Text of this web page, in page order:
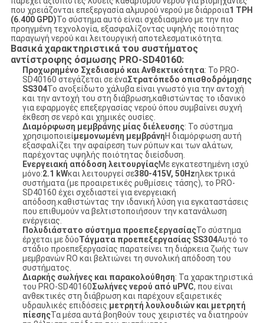
που χρειάζονται επεξεργασία αλμυρού νερού με διάρροια1 TPH
(6.400 GPD)Το σύστημα αυτό είναι σχεδιασμένο με την πιο
προηγμένη τεχνολογία, εξασφαλίζοντας υψηλής ποιότητας
παραγωγή νερού και λειτουργική αποτελεσματικότητα.
Βασικά χαρακτηριστικά του συστήματος
αντίστροφης όσμωσης PRO-SD40160:
Προχωρημένο Σχεδιασμό και Ανθεκτικότητα: Το PRO-
SD40160 στεγάζεται σε έναΣτρατόπεδο οπισθοδρόμησης
SS304Το ανοξείδωτο χάλυβα είναι γνωστό για την αντοχή
και την αντοχή του στη διάβρωση,καθιστώντας το ιδανικό
για εφαρμογές επεξεργασίας νερού όπου συμβαίνει συχνή
έκθεση σε νερό και χημικές ουσίες.
Διαμόρφωση μεμβράνης μίας διέλευσης: Το σύστημα
χρησιμοποιείμεμονωμένη μεμβράνηΗ διαμόρφωση αυτή
εξασφαλίζει την αφαίρεση των ρύπων και των αλάτων,
παρέχοντας υψηλής ποιότητας διείσδυση.
Ενεργειακή απόδοση λειτουργίαςΜε εγκατεστημένη ισχύ
μόνο:2.1 kWκαι λειτουργεί σε380-415V, 50Hzηλεκτρικά
συστήματα (με προαιρετικές ρυθμίσεις τάσης), το PRO-
SD40160 έχει σχεδιαστεί για ενεργειακή
απόδοση.καθιστώντας την ιδανική λύση για εγκαταστάσεις
που επιθυμούν να βελτιστοποιήσουν την κατανάλωση
ενέργειας.
Πολυδιάστατο σύστημα προεπεξεργασίαςΤο σύστημα
έρχεται με δύοΤάγματα προεπεξεργασίας SS304Αυτό το
στάδιο προεπεξεργασίας παρατείνει τη διάρκεια ζωής των
μεμβρανών RO και βελτιώνει τη συνολική απόδοση του
συστήματος.
Διαρκής σωλήνες και παρακολούθηση: Τα χαρακτηριστικά
του PRO-SD40160Σωλήνες νερού από uPVC, που είναι
ανθεκτικές στη διάβρωση και παρέχουν εξαιρετικές
υδραυλικές επιδόσεις.μετρητή λουλουδιών και μετρητή
πίεσηςΤα μέσα αυτά βοηθούν τους χειριστές να διατηρούν